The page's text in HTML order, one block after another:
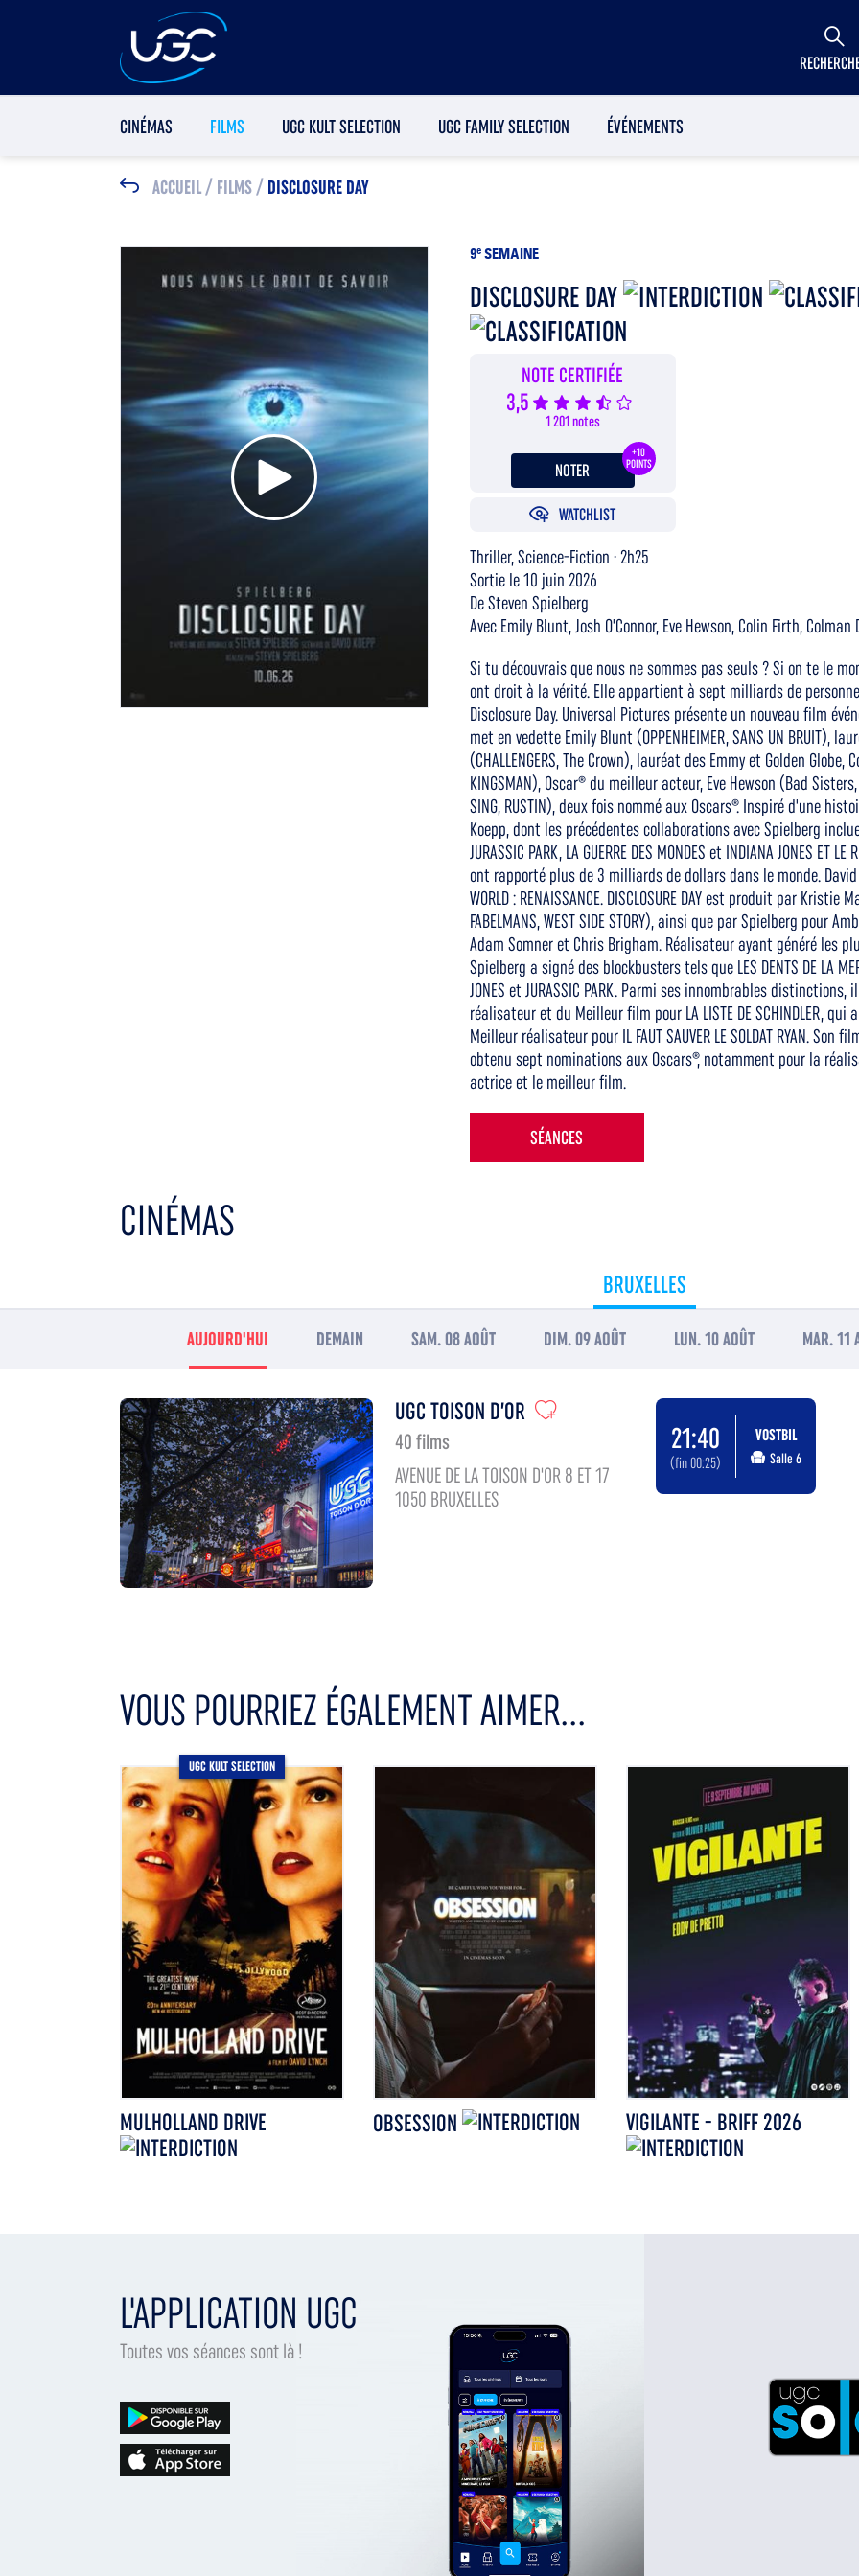
CINÉMAS FILMS UGC KULT SELECTION UGC FAMILY SELECTION ÉVÉNEMENTS
ACCUEIL/ FILMS/ DISCLOSURE DAY
Voir la bande annonce
9eSEMAINE
DISCLOSURE DAY
NOTE CERTIFIÉE
3,5
1 201 notes
+10
POINTS
NOTER
WATCHLIST
Thriller, Science-Fiction · 2h25
Sortie le 10 juin 2026
De Steven Spielberg
Avec Emily Blunt, Josh O'Connor, Eve Hewson, Colin Firth,
Si tu découvrais que nous ne sommes pas seuls ? Si on te le
ont droit à la vérité. Elle appartient à sept milliards de
Disclosure Day. Universal Pictures présente un nouveau film
met en vedette Emily Blunt (OPPENHEIMER, SANS UN BRUIT),
(CHALLENGERS, The Crown), lauréat des Emmy et Golden Globe,
KINGSMAN), Oscar® du meilleur acteur, Eve Hewson (Bad
SING, RUSTIN), deux fois nommé aux Oscars®. Inspiré d'une
Koepp, dont les précédentes collaborations avec Spielberg
JURASSIC PARK, LA GUERRE DES MONDES et INDIANA JONES ET
ont rapporté plus de 3 milliards de dollars dans le monde.
WORLD : RENAISSANCE. DISCLOSURE DAY est produit par
FABELMANS, WEST SIDE STORY), ainsi que par Spielberg
Adam Somner et Chris Brigham. Réalisateur ayant généré les
Spielberg a signé des blockbusters tels que LES DENTS DE LA
JONES et JURASSIC PARK. Parmi ses innombrables
réalisateur et du Meilleur film pour LA LISTE DE SCHINDLER,
Meilleur réalisateur pour IL FAUT SAUVER LE SOLDAT RYAN. Son
obtenu sept nominations aux Oscars®, notamment pour la
actrice et le meilleur film.
SÉANCES
CINÉMAS
BRUXELLES
AUJOURD'HUI DEMAIN SAM. 08 AOÛT DIM. 09 AOÛT LUN. 10 AOÛT MAR. 11
UGC TOISON D’OR
40 films
AVENUE DE LA TOISON D'OR 8 ET 17
1050 BRUXELLES
21:40
(fin 00:25)
VOSTBIL
Salle 6
VOUS POURRIEZ ÉGALEMENT AIMER...
UGC KULT SELECTION
MULHOLLAND DRIVE OBSESSION VIGILANTE - BRIFF 2026
L'APPLICATION UGC
Toutes vos séances sont là !